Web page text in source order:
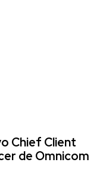
Chief Client
de Omnicom